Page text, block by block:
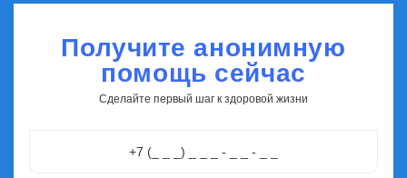
Получите анонимную
помощь сейчас
Сделайте первый шаг к здоровой жизни